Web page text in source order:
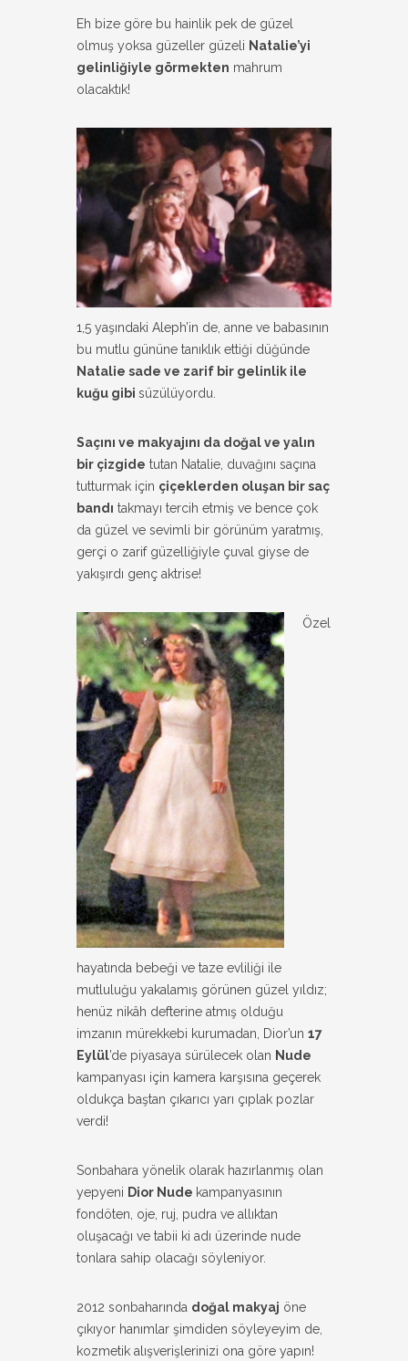
Eh bize göre bu hainlik pek de güzel
olmuş yoksa güzeller güzeli Natalie’yi
gelinliğiyle görmekten mahrum
olacaktık!
1,5 yaşındaki Aleph’in de, anne ve babasının
bu mutlu gününe tanıklık ettiği düğünde
Natalie sade ve zarif bir gelinlik ile
kuğu gibi süzülüyordu.
Saçını ve makyajını da doğal ve yalın
bir çizgide tutan Natalie, duvağını saçına
tutturmak için çiçeklerden oluşan bir saç
bandı takmayı tercih etmiş ve bence çok
da güzel ve sevimli bir görünüm yaratmış,
gerçi o zarif güzelliğiyle çuval giyse de
yakışırdı genç aktrise!
Özel
hayatında bebeği ve taze evliliği ile
mutluluğu yakalamış görünen güzel yıldız;
henüz nikâh defterine atmış olduğu
imzanın mürekkebi kurumadan, Dior’un 17
Eylül’de piyasaya sürülecek olan Nude
kampanyası için kamera karşısına geçerek
oldukça baştan çıkarıcı yarı çıplak pozlar
verdi!
Sonbahara yönelik olarak hazırlanmış olan
yepyeni Dior Nude kampanyasının
fondöten, oje, ruj, pudra ve allıktan
oluşacağı ve tabii ki adı üzerinde nude
tonlara sahip olacağı söyleniyor.
2012 sonbaharında doğal makyaj öne
çıkıyor hanımlar şimdiden söyleyeyim de,
kozmetik alışverişlerinizi ona göre yapın!